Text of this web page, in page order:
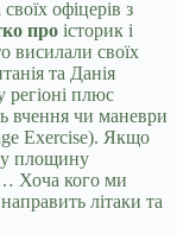
офіцерів з
про історик і
висилали своїх
та Данія
плюс
вчення чи маневри
Exercise). Якщо
площину
Хоча кого ми
літаки та